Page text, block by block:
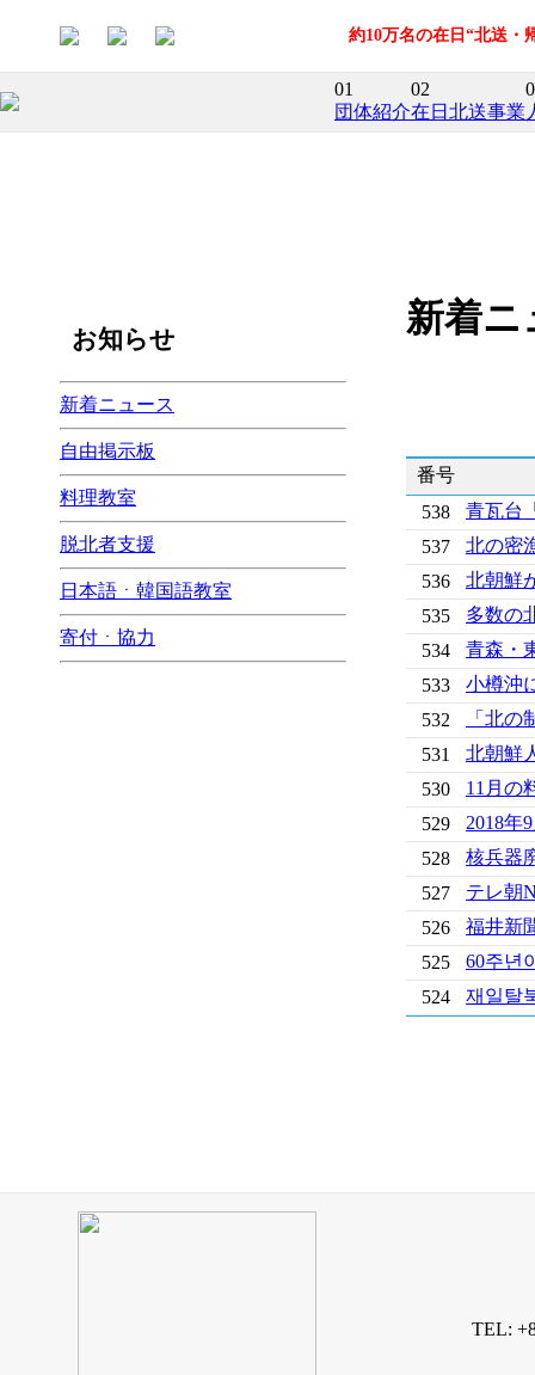
約10万名の在日“北送・
01
団体紹介
02
在日北送事業
お知らせ
新着ニュース
自由掲示板
料理教室
脱北者支援
日本語ㆍ韓国語教室
寄付ㆍ協力
新着ニ
番号
538
青瓦台
537
北の密
536
北朝鮮
535
多数の
534
青森・
533
小樽沖
532
「北
531
北朝鮮
530
11月の
529
2018年
528
核兵器
527
テレ朝
526
福井新
525
60주년
524
재일탈
TEL: